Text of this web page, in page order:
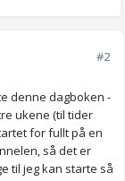
#2
denne dagboken -
ukene (til tider
for fullt på en
så det er
til jeg kan starte så